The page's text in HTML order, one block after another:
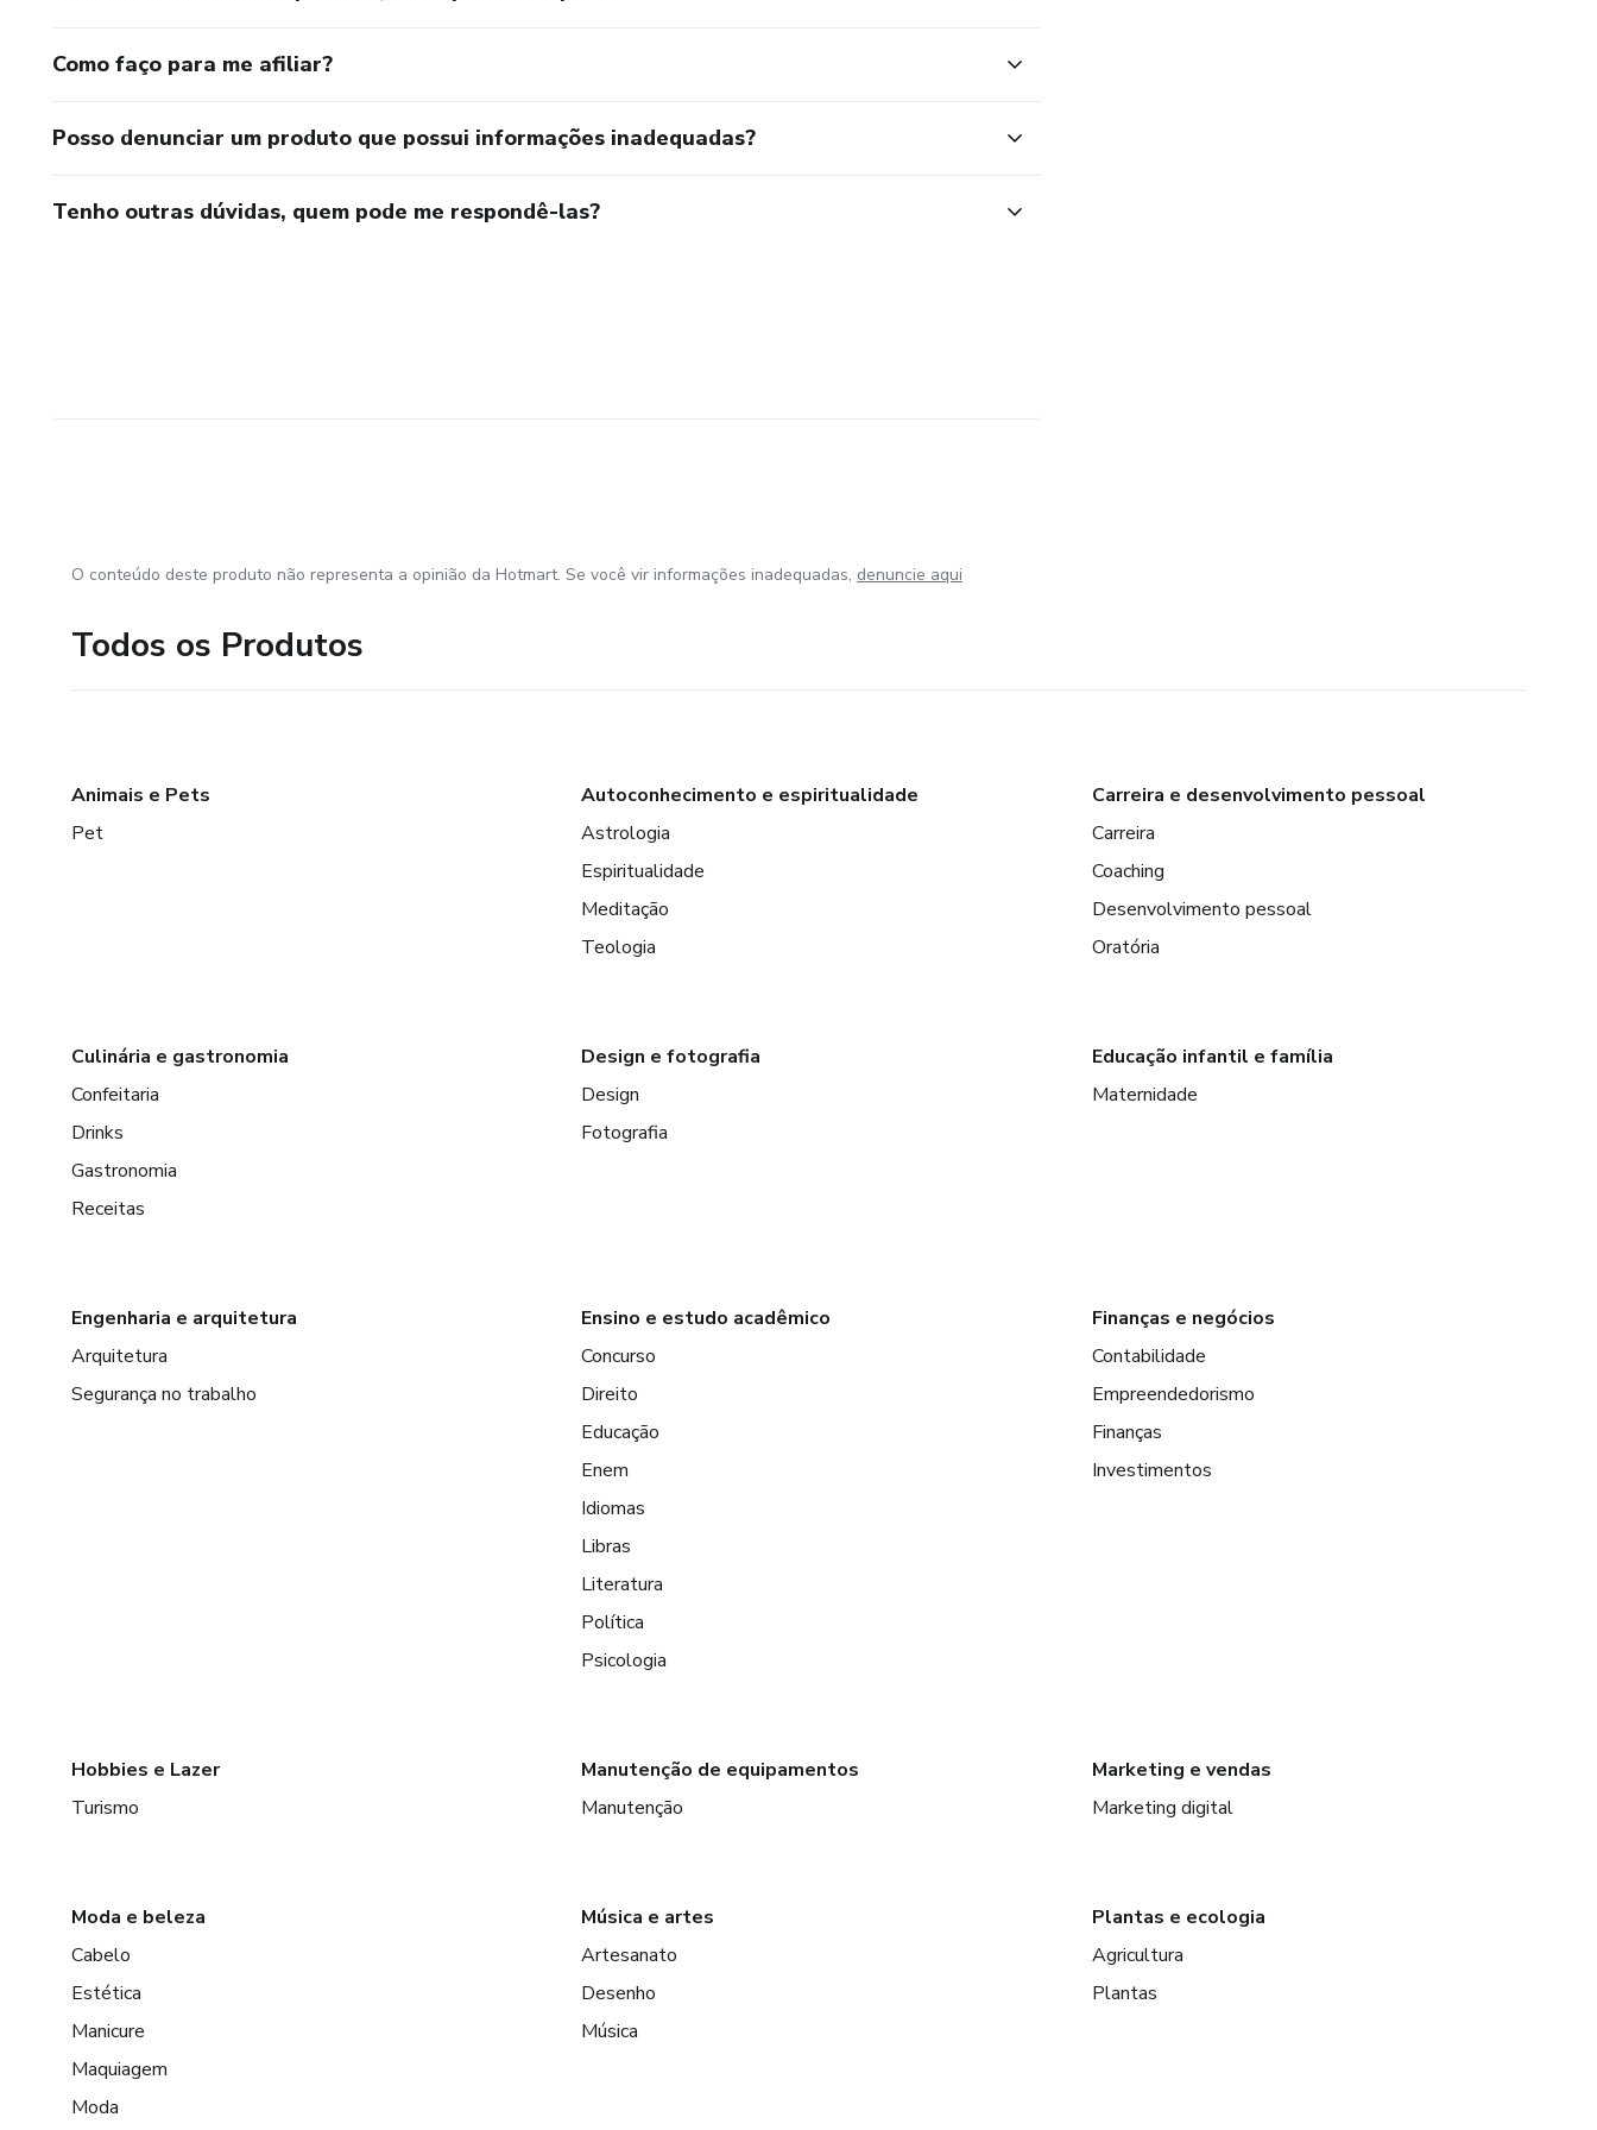
Como faço para me afiliar?
Posso denunciar um produto que possui informações inadequadas?
Tenho outras dúvidas, quem pode me respondê-las?
O conteúdo deste produto não representa a opinião da Hotmart. Se você vir informações inadequadas, denuncie aqui
Todos os Produtos
Animais e Pets
Pet
Autoconhecimento e espiritualidade
Astrologia
Espiritualidade
Meditação
Teologia
Carreira e desenvolvimento pessoal
Carreira
Coaching
Desenvolvimento pessoal
Oratória
Culinária e gastronomia
Confeitaria
Drinks
Gastronomia
Receitas
Design e fotografia
Design
Fotografia
Educação infantil e família
Maternidade
Engenharia e arquitetura
Arquitetura
Segurança no trabalho
Ensino e estudo acadêmico
Concurso
Direito
Educação
Enem
Idiomas
Libras
Literatura
Política
Psicologia
Finanças e negócios
Contabilidade
Empreendedorismo
Finanças
Investimentos
Hobbies e Lazer
Turismo
Manutenção de equipamentos
Manutenção
Marketing e vendas
Marketing digital
Moda e beleza
Cabelo
Estética
Manicure
Maquiagem
Moda
Música e artes
Artesanato
Desenho
Música
Plantas e ecologia
Agricultura
Plantas